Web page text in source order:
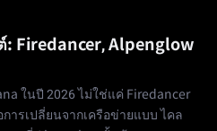
: Firedancer, Alpenglow
ในปี 2026 ไม่ใช่แค่ Firedancer
ารเปลี่ยนจากเครือข่ายแบบ ไคล